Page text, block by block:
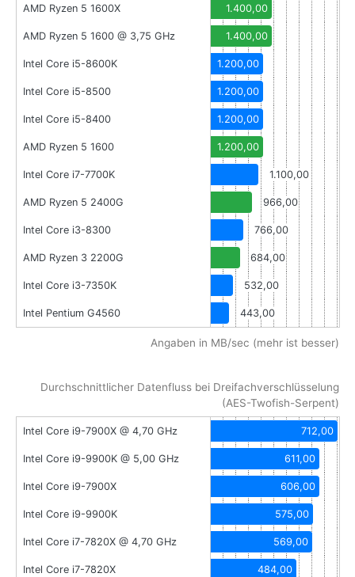
AMD Ryzen 5 1600X 1.400,00
AMD Ryzen 5 1600 @ 3,75 GHz 1.400,00
Intel Core i5-8600K 1.200,00
Intel Core i5-8500 1.200,00
Intel Core i5-8400 1.200,00
AMD Ryzen 5 1600 1.200,00
Intel Core i7-7700K 1.100,00
AMD Ryzen 5 2400G 966,00
Intel Core i3-8300 766,00
AMD Ryzen 3 2200G 684,00
Intel Core i3-7350K 532,00
Intel Pentium G4560 443,00
Angaben in MB/sec (mehr ist besser)
Durchschnittlicher Datenfluss bei Dreifachverschlüsselung
(AES-Twofish-Serpent)
Intel Core i9-7900X @ 4,70 GHz 712,00
Intel Core i9-9900K @ 5,00 GHz 611,00
Intel Core i9-7900X 606,00
Intel Core i9-9900K 575,00
Intel Core i7-7820X @ 4,70 GHz 569,00
Intel Core i7-7820X 484,00